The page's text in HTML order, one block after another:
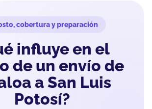
cobertura y preparación
influye en el
de un envío de
a San Luis
Potosí?